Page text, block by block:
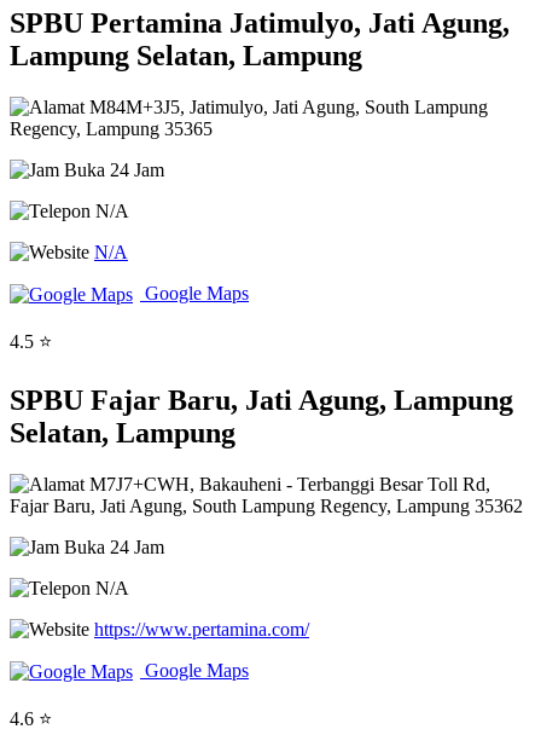
SPBU Pertamina Jatimulyo, Jati Agung,
Lampung Selatan, Lampung
M84M+3J5, Jatimulyo, Jati Agung, South Lampung
Regency, Lampung 35365
Buka 24 Jam
N/A
N/A
Google Maps
4.5 ⭐
SPBU Fajar Baru, Jati Agung, Lampung
Selatan, Lampung
M7J7+CWH, Bakauheni - Terbanggi Besar Toll Rd,
Fajar Baru, Jati Agung, South Lampung Regency, Lampung 35362
Buka 24 Jam
N/A
https://www.pertamina.com/
Google Maps
4.6 ⭐